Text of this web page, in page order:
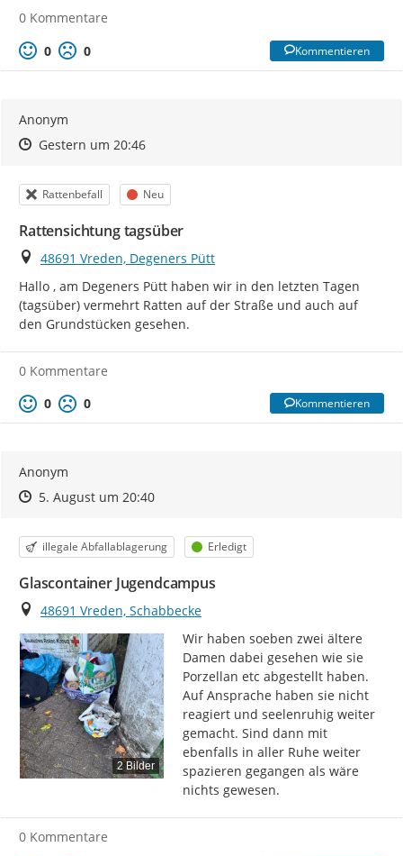
0 Kommentare
0
0 Kommentieren
Anonym
Zeitpunkt des Erstellens
Zeitpunkt des Erstellens
Gestern um 20:46Zur Äußerung
Kategorie
Rattenbefall Status
Neu
Rattensichtung tagsüber
Ort
48691 Vreden, Degeners Pütt
Hallo , am Degeners Pütt haben wir in den letzten Tagen
(tagsüber) vermehrt Ratten auf der Straße und auch auf
den Grundstücken gesehen.
0 Kommentare
0
0 Kommentieren
Anonym
Zeitpunkt des Erstellens
Zeitpunkt des Erstellens
5. August um 20:40Zur Äußerung
Kategorie
illegale Abfallablagerung Status
Erledigt
Glascontainer Jugendcampus
Ort
48691 Vreden, Schabbecke
2 Bilder
Wir haben soeben zwei ältere
Damen dabei gesehen wie sie
Porzellan etc abgestellt haben.
Auf Ansprache haben sie nicht
reagiert und seelenruhig weiter
gemacht. Sind dann mit
ebenfalls in aller Ruhe weiter
spazieren gegangen als wäre
nichts gewesen.
0 Kommentare